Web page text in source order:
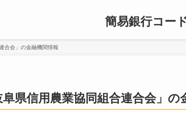
簡易銀行コー
合会」の金融機関情報
阜県信用農業協同組合連合会」の